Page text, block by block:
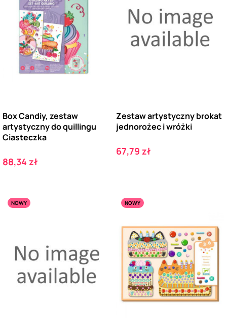
Box Candiy, zestaw
artystyczny do quillingu
Ciasteczka
Cena
88,34 zł
Zestaw artystyczny brokat
jednorożec i wróżki
Cena
67,79 zł
NOWY NOWY